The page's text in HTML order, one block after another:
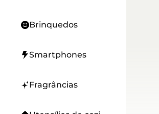
Brinquedos
Smartphones
Fragrâncias